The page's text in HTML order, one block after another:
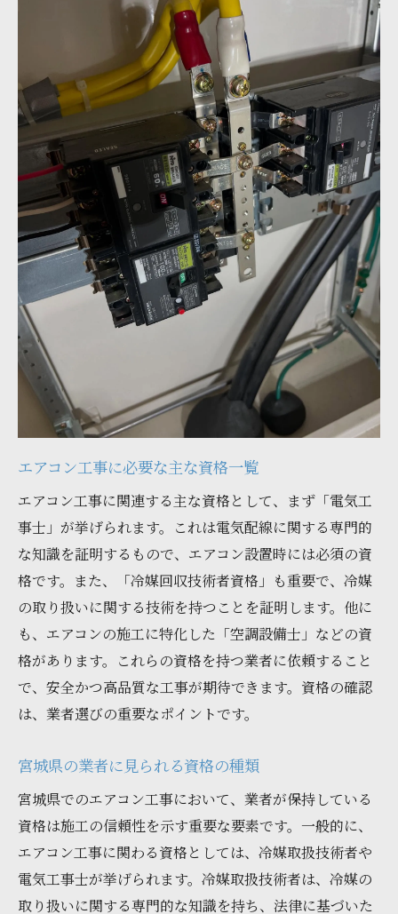
信頼性の高い資格保持業者の特徴
チェックすべき資格の種類とその内容
資格情報を考慮した業者選びのフロー
信頼できる業者選びのための資格リスト
エアコン工事の資格と業者選びで失敗しない方
法
資格確認を怠らないためのチェックリスト
業者選びで避けるべき資格関連の落とし穴
資格保持業者の選び方とそのポイント
資格情報を効果的に活用する方法
資格を持つ業者に依頼する際の注意点
資格と実績を考慮した業者選びの全体像
宮城県で安心して依頼できるエアコン工事業者
の資格
安心施工を提供する資格保持業者の特徴
宮城県で評判の良い資格保持業者の紹介
エアコン工事の資格が安心感を生む理由
資格保持業者のアフターサポートの重要性
安心できる資格情報の確認方法
資格を持つ業者の安心施工事例
エアコン工事を成功させるための資格と業者選
びのポイント
施工成功に必要な資格の種類
資格情報を考慮した業者選びの秘訣
成功事例から学ぶ資格と業者選びのポイン
ト
資格を持つ業者による高品質施工の特徴
エアコン工事成功へのステップガイド
エアコン工事に必要な主な資格一覧
エアコン工事に関連する主な資格として、まず「電気工
事士」が挙げられます。これは電気配線に関する専門的
な知識を証明するもので、エアコン設置時には必須の資
格です。また、「冷媒回収技術者資格」も重要で、冷媒
の取り扱いに関する技術を持つことを証明します。他に
も、エアコンの施工に特化した「空調設備士」などの資
格があります。これらの資格を持つ業者に依頼すること
で、安全かつ高品質な工事が期待できます。資格の確認
は、業者選びの重要なポイントです。
宮城県の業者に見られる資格の種類
宮城県でのエアコン工事において、業者が保持している
資格は施工の信頼性を示す重要な要素です。一般的に、
エアコン工事に関わる資格としては、冷媒取扱技術者や
電気工事士が挙げられます。冷媒取扱技術者は、冷媒の
取り扱いに関する専門的な知識を持ち、法律に基づいた